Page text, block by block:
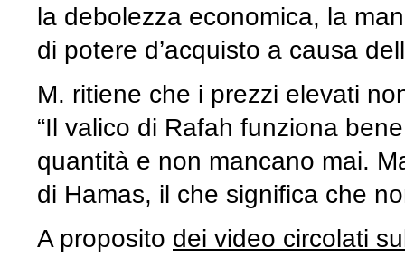
la debolezza economica, la
di potere d’acquisto a causa
M. ritiene che i prezzi elevati
“Il valico di Rafah funziona
quantità e non mancano mai.
di Hamas, il che significa che
A proposito dei video circolati